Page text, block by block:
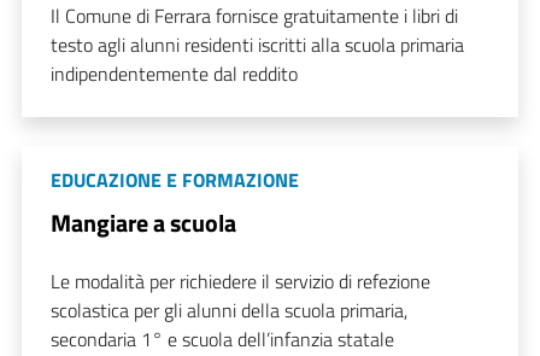
Il Comune di Ferrara fornisce gratuitamente i libri di
testo agli alunni residenti iscritti alla scuola primaria
indipendentemente dal reddito
EDUCAZIONE E FORMAZIONE
Mangiare a scuola
Le modalità per richiedere il servizio di refezione
scolastica per gli alunni della scuola primaria,
secondaria 1° e scuola dell’infanzia statale